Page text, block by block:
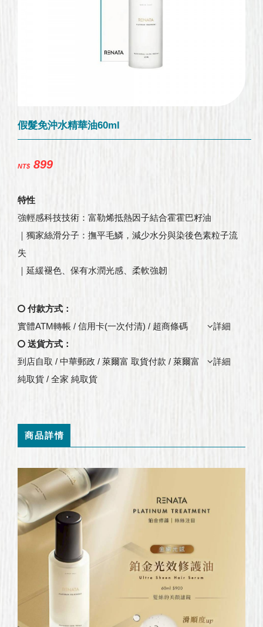
假髮免沖水精華油60ml
NT$ 899
特性
強輕感科技技術：富勒烯抵熱因子結合霍霍巴籽油
｜獨家絲滑分子：撫平毛鱗，減少水分與染後色素粒子流
失
｜延緩褪色、保有水潤光感、柔軟強韌
付款方式：
實體ATM轉帳 / 信用卡(一次付清) / 超商條碼
詳細
送貨方式：
到店自取 / 中華郵政 / 萊爾富 取貨付款 / 萊爾富
純取貨 / 全家 純取貨
詳細
商品詳情